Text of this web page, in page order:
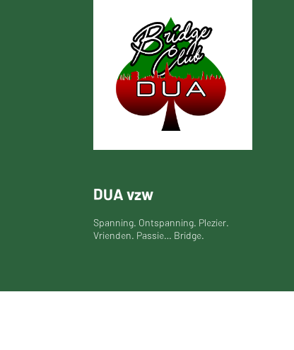
DUA vzw
Spanning. Ontspanning. Plezier.
Vrienden. Passie… Bridge.